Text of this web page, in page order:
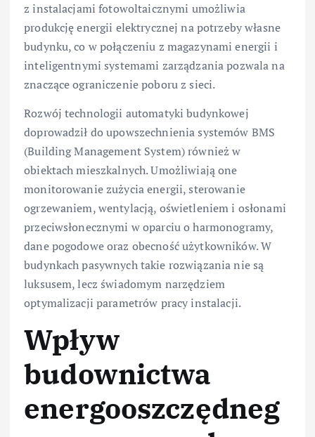
z instalacjami fotowoltaicznymi umożliwia
produkcję energii elektrycznej na potrzeby własne
budynku, co w połączeniu z magazynami energii i
inteligentnymi systemami zarządzania pozwala na
znaczące ograniczenie poboru z sieci.
Rozwój technologii automatyki budynkowej
doprowadził do upowszechnienia systemów BMS
(Building Management System) również w
obiektach mieszkalnych. Umożliwiają one
monitorowanie zużycia energii, sterowanie
ogrzewaniem, wentylacją, oświetleniem i osłonami
przeciwsłonecznymi w oparciu o harmonogramy,
dane pogodowe oraz obecność użytkowników. W
budynkach pasywnych takie rozwiązania nie są
luksusem, lecz świadomym narzędziem
optymalizacji parametrów pracy instalacji.
Wpływ
budownictwa
energooszczędneg